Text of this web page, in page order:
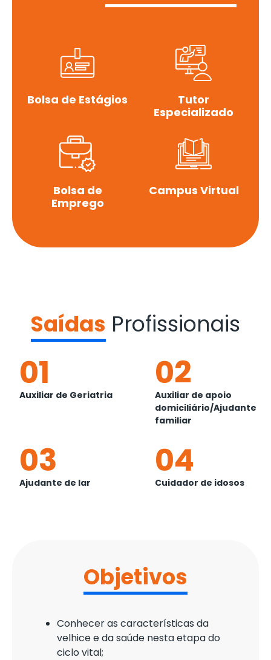
Bolsa de Estágios
Tutor
Especializado
Bolsa de
Emprego
Campus Virtual
Saídas Profissionais
01
Auxiliar de Geriatria
02
Auxiliar de apoio
domiciliário/Ajudante
familiar
03
Ajudante de lar
04
Cuidador de idosos
Objetivos
Conhecer as características da
velhice e da saúde nesta etapa do
ciclo vital;